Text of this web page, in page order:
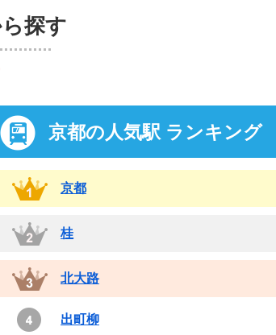
探す
京都の人気駅 ランキング
京都
桂
北大路
出町柳